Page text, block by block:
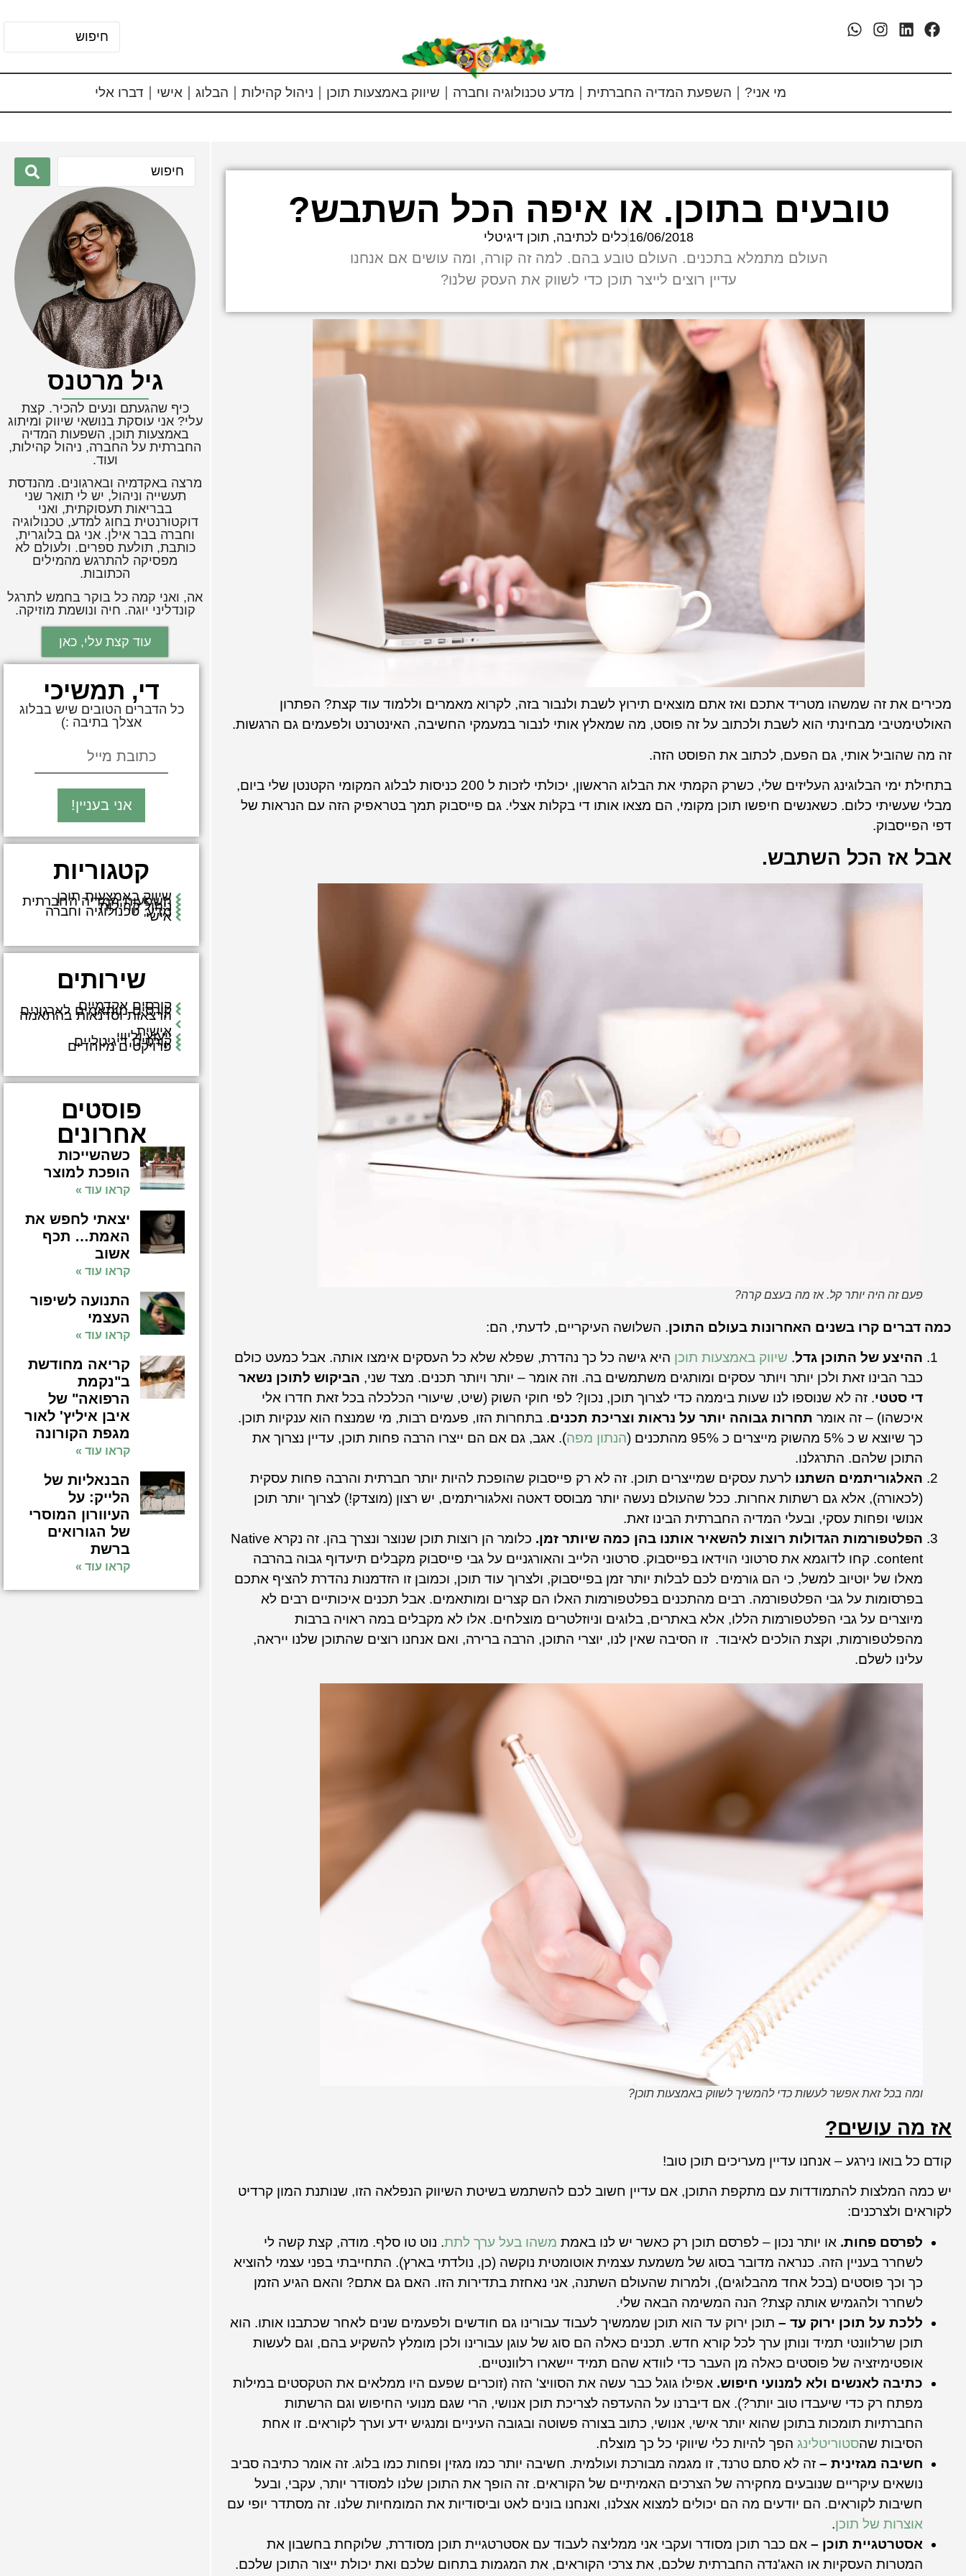
מי אני? השפעת המדיה החברתית מדע טכנולוגיה וחברה שיווק באמצעות תוכן ניהול קהילות הבלוג אישי דברו אלי
טובעים בתוכן. או איפה הכל השתבש?
16/06/2018כלים לכתיבה, תוכן דיגיטלי
העולם מתמלא בתכנים. העולם טובע בהם. למה זה קורה, ומה עושים אם אנחנו
עדיין רוצים לייצר תוכן כדי לשווק את העסק שלנו?
מכירים את זה שמשהו מטריד אתכם ואז אתם מוצאים תירוץ לשבת ולנבור בזה, לקרוא מאמרים וללמוד עוד קצת? הפתרון
האולטימטיבי מבחינתי הוא לשבת ולכתוב על זה פוסט, מה שמאלץ אותי לנבור במעמקי החשיבה, האינטרנט ולפעמים גם הרגשות.
זה מה שהוביל אותי, גם הפעם, לכתוב את הפוסט הזה.
בתחילת ימי הבלוגינג העליזים שלי, כשרק הקמתי את הבלוג הראשון, יכולתי לזכות ל 200 כניסות לבלוג המקומי הקטנטן שלי ביום,
מבלי שעשיתי כלום. כשאנשים חיפשו תוכן מקומי, הם מצאו אותו די בקלות אצלי. גם פייסבוק תמך בטראפיק הזה עם הנראות של
דפי הפייסבוק.
אבל אז הכל השתבש.
פעם זה היה יותר קל. אז מה בעצם קרה?
כמה דברים קרו בשנים האחרונות בעולם התוכן. השלושה העיקריים, לדעתי, הם:
ההיצע של התוכן גדל. שיווק באמצעות תוכן היא גישה כל כך נהדרת, שפלא שלא כל העסקים אימצו אותה. אבל כמעט כולם
כבר הבינו זאת ולכן יותר ויותר עסקים ומותגים משתמשים בה. וזה אומר – יותר ויותר תכנים. מצד שני, הביקוש לתוכן נשאר
די סטטי. זה לא שנוספו לנו שעות ביממה כדי לצרוך תוכן, נכון? לפי חוקי השוק (שיט, שיעורי הכלכלה בכל זאת חדרו אלי
איכשהו) – זה אומר תחרות גבוהה יותר על נראות וצריכת תכנים. בתחרות הזו, פעמים רבות, מי שמנצח הוא ענקיות תוכן.
כך שיוצא ש כ 5% מהשוק מייצרים כ 95% מהתכנים (
הנתון מפה). אגב, גם אם הם ייצרו הרבה פחות תוכן, עדיין נצרוך את
התוכן שלהם. התרגלנו.
האלגוריתמים השתנו לרעת עסקים שמייצרים תוכן. זה לא רק פייסבוק שהופכת להיות יותר חברתית והרבה פחות עסקית
(לכאורה), אלא גם רשתות אחרות. ככל שהעולם נעשה יותר מבוסס דאטה ואלגוריתמים, יש רצון (מוצדק!) לצרוך יותר תוכן
אנושי ופחות עסקי, ובעלי המדיה החברתית הבינו זאת.
הפלטפורמות הגדולות רוצות להשאיר אותנו בהן כמה שיותר זמן.
כלומר הן רוצות תוכן שנוצר ונצרך בהן. זה נקרא Native
content. קחו לדוגמא את סרטוני הוידאו בפייסבוק. סרטוני הלייב והאורגניים על גבי פייסבוק מקבלים תיעדוף גבוה בהרבה
מאלו של יוטיוב למשל, כי הם גורמים לכם לבלות יותר זמן בפייסבוק, ולצרוך עוד תוכן, וכמובן זו הזדמנות נהדרת להציף אתכם
בפרסומות על גבי הפלטפורמה. רבים מהתכנים בפלטפורמות האלו הם קצרים ומותאמים. אבל תכנים איכותיים רבים לא
מיוצרים על גבי הפלטפורמות הללו, אלא באתרים, בלוגים וניוזלטרים מוצלחים. אלו לא מקבלים במה ראויה ברבות
מהפלטפורמות, וקצת הולכים לאיבוד. זו הסיבה שאין לנו, יוצרי התוכן, הרבה ברירה, ואם אנחנו רוצים שהתוכן שלנו ייראה,
עלינו לשלם.
ומה בכל זאת אפשר לעשות כדי להמשיך לשווק באמצעות תוכן?
אז מה עושים?
קודם כל בואו נירגע – אנחנו עדיין מעריכים תוכן טוב!
יש כמה המלצות להתמודדות עם מתקפת התוכן, אם עדיין חשוב לכם להשתמש בשיטת השיווק הנפלאה הזו, שנותנת המון קרדיט
לקוראים ולצרכנים:
לפרסם פחות. או יותר נכון – לפרסם תוכן רק כאשר יש לנו באמת משהו בעל ערך לתת. נוט טו סלף. מודה, קצת קשה לי
לשחרר בעניין הזה. כנראה מדובר בסוג של משמעת עצמית אוטומטית נוקשה (כן, נולדתי בארץ). התחייבתי בפני עצמי להוציא
כך וכך פוסטים (בכל אחד מהבלוגים), ולמרות שהעולם השתנה, אני נאחזת בתדירות הזו. האם גם אתם? והאם הגיע הזמן
לשחרר ולהגמיש אותה קצת? הנה המשימה הבאה שלי.
ללכת על תוכן ירוק עד – תוכן ירוק עד הוא תוכן שממשיך לעבוד עבורינו גם חודשים ולפעמים שנים לאחר שכתבנו אותו. הוא
תוכן שרלוונטי תמיד ונותן ערך לכל קורא חדש. תכנים כאלה הם סוג של עוגן עבורינו ולכן מומלץ להשקיע בהם, וגם לעשות
אופטימיזציה של פוסטים כאלה מן העבר כדי לוודא שהם תמיד יישארו רלוונטיים.
כתיבה לאנשים ולא למנועי חיפוש. אפילו גוגל כבר עשה את הסוויצ' הזה (זוכרים שפעם היו ממלאים את הטקסטים במילות
מפתח רק כדי שיעבדו טוב יותר?). אם דיברנו על ההעדפה לצריכת תוכן אנושי, הרי שגם מנועי החיפוש וגם הרשתות
החברתיות תומכות בתוכן שהוא יותר אישי, אנושי, כתוב בצורה פשוטה ובגובה העיניים ומנגיש ידע וערך לקוראים. זו אחת
הסיבות שהסטוריטלינג הפך להיות כלי שיווקי כל כך מוצלח.
חשיבה מגזינית – זה לא סתם טרנד, זו מגמה מבורכת ועולמית. חשיבה יותר כמו מגזין ופחות כמו בלוג. זה אומר כתיבה סביב
נושאים עיקריים שנובעים מחקירה של הצרכים האמיתיים של הקוראים. זה הופך את התוכן שלנו למסודר יותר, עקבי, ובעל
חשיבות לקוראים. הם יודעים מה הם יכולים למצוא אצלנו, ואנחנו בונים לאט וביסודיות את המומחיות שלנו. זה מסתדר יופי עם
אוצרות של תוכן.
אסטרטגיית תוכן – אם כבר תוכן מסודר ועקבי אני ממליצה לעבוד עם אסטרטגיית תוכן מסודרת, שלוקחת בחשבון את
המטרות העסקיות או האג'נדה החברתית שלכם, את צרכי הקוראים, את המגמות בתחום שלכם ואת יכולת ייצור התוכן שלכם.
גיל מרטנס
כיף שהגעתם ונעים להכיר. קצת
עלי? אני עוסקת בנושאי שיווק ומיתוג
באמצעות תוכן, השפעות המדיה
החברתית על החברה, ניהול קהילות,
ועוד.
מרצה באקדמיה ובארגונים. מהנדסת
תעשייה וניהול, יש לי תואר שני
בבריאות תעסוקתית, ואני
דוקטורנטית בחוג למדע, טכנולוגיה
וחברה בבר אילן. אני גם בלוגרית,
כותבת, תולעת ספרים. ולעולם לא
מפסיקה להתרגש מהמילים
הכתובות.
אה, ואני קמה כל בוקר בחמש לתרגל
קונדליני יוגה. חיה ונושמת מוזיקה.
עוד קצת עלי, כאן
די, תמשיכי
כל הדברים הטובים שיש בבלוג
אצלך בתיבה :)
אני בעניין!
קטגוריות
שיווק באמצעות תוכן
השפעות המדיה החברתית
ניהול קהילות
מדע, טכנולוגיה וחברה
אישי
שירותים
קורסים אקדמיים
קורסים מותאמים לארגונים
הרצאות וסדנאות בהתאמה
אישית
ייעוץ וליווי
קורסים דיגיטליים
פרויקטים מיוחדים
פוסטים
אחרונים
כשהשייכות
הופכת למוצר
קראו עוד »
יצאתי לחפש את
האמת… תכף
אשוב
קראו עוד »
התנועה לשיפור
העצמי
קראו עוד »
קריאה מחודשת
ב"נקמת
הרפואה" של
איבן איליץ' לאור
מגפת הקורונה
קראו עוד »
הבנאליות של
הלייק: על
העיוורון המוסרי
של הגורואים
ברשת
קראו עוד »